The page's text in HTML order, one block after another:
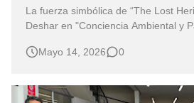
La fuerza simbólica de “The Lost
Deshar en "Conciencia Ambiental y
entre los Himalayas y el sur de Colombia Las
universal. Esa p…
Mayo 14, 2026 0